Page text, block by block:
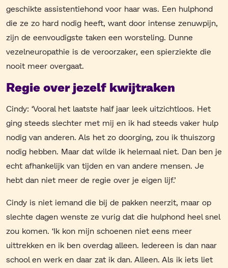
geschikte assistentiehond voor haar was. Een hulphond
die ze zo hard nodig heeft, want door intense zenuwpijn,
zijn de eenvoudigste taken een worsteling. Dunne
vezelneuropathie is de veroorzaker, een spierziekte die
nooit meer overgaat.
Regie over jezelf kwijtraken
Cindy: ‘Vooral het laatste half jaar leek uitzichtloos. Het
ging steeds slechter met mij en ik had steeds vaker hulp
nodig van anderen. Als het zo doorging, zou ik thuiszorg
nodig hebben. Maar dat wilde ik helemaal niet. Dan ben je
echt afhankelijk van tijden en van andere mensen. Je
hebt dan niet meer de regie over je eigen lijf.’
Cindy is niet iemand die bij de pakken neerzit, maar op
slechte dagen wenste ze vurig dat die hulphond heel snel
zou komen. ‘Ik kon mijn schoenen niet eens meer
uittrekken en ik ben overdag alleen. Iedereen is dan naar
school en werk en daar zat ik dan. Alleen. Als ik iets liet